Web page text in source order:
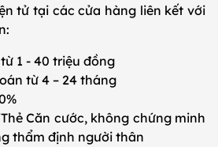
tử tại các cửa hàng liên kết với
1 - 40 triệu đồng
từ 4 – 24 tháng
Căn cước, không chứng minh
thẩm định người thân